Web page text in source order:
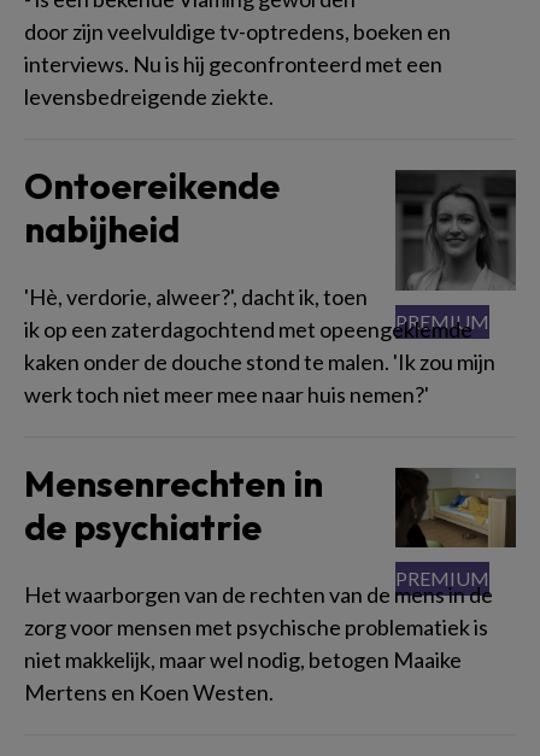
door zijn veelvuldige tv-optredens, boeken en
interviews. Nu is hij geconfronteerd met een
levensbedreigende ziekte.
Ontoereikende
nabijheid
'Hè, verdorie, alweer?', dacht ik, toen
ik op een zaterdagochtend met opeengeklemde
kaken onder de douche stond te malen. 'Ik zou mijn
werk toch niet meer mee naar huis nemen?'
Mensenrechten in
de psychiatrie
Het waarborgen van de rechten van de mens in de
zorg voor mensen met psychische problematiek is
niet makkelijk, maar wel nodig, betogen Maaike
Mertens en Koen Westen.